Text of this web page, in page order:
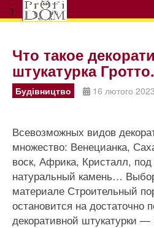
Что такое
штукатурка
Будівництво 16 лютого 2023
Всевозможных видов
множество: Венецианка,
воск, Африка, Кристалл, под
натуральный камень…
материале Строительный
остановится на достаточно
декоративной штукатурки —